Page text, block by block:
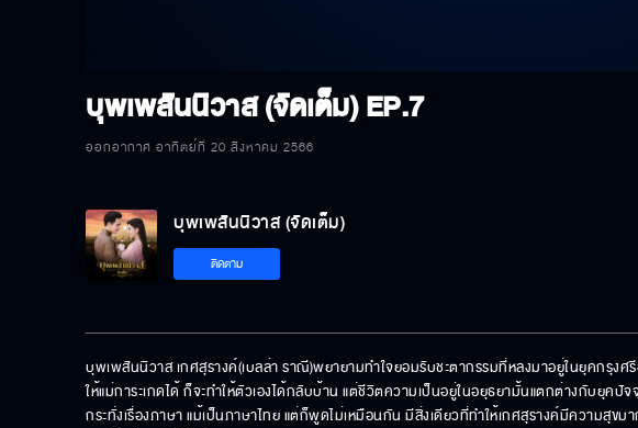
บุพเพสันนิวาส (จัดเต็ม)EP.7
ออกอากาศ อาทิตย์ที่ 20 สิงหาคม 2566
บุพเพสันนิวาส (จัดเต็ม)
ติดตาม
บุพเพสันนิวาส เกศสุรางค์(เบลล่า ราณี)พยายามทำใจยอมรับชะตากรรมที่หลงมาอยู่ในยุคกรุงศ
ให้แม่การะเกดได้ ก็จะทำให้ตัวเองได้กลับบ้าน แต่ชีวิตความเป็นอยู่ในอยุธยามั้นแตกต่างกับยุคปั
กระทั่งเรื่องภาษา แม้เป็นภาษาไทย แต่ก็พูดไม่เหมือนกัน มีสิ่งเดียวที่ทำให้เกศสุรางค์มีความสุขม